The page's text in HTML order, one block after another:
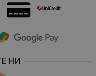
НИ